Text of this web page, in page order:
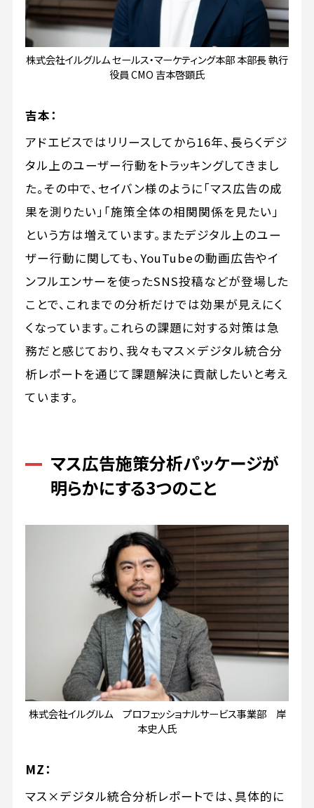
株式会社イルグルム セールス・マーケティング本部 本部長 執行
役員 CMO 吉本啓顕氏
吉本：
アドエビスではリリースしてから16年、長らくデジ
タル上のユーザー行動をトラッキングしてきまし
た。その中で、セイバン様のように「マス広告の成
果を測りたい」「施策全体の相関関係を見たい」
という方は増えています。またデジタル上のユー
ザー行動に関しても、YouTubeの動画広告やイ
ンフルエンサーを使ったSNS投稿などが登場した
ことで、これまでの分析だけでは効果が見えにく
くなっています。これらの課題に対する対策は急
務だと感じており、我々もマス×デジタル統合分
析レポートを通じて課題解決に貢献したいと考え
ています。
マス広告施策分析パッケージが
明らかにする3つのこと
株式会社イルグルム プロフェッショナルサービス事業部 岸
本史人氏
MZ：
マス×デジタル統合分析レポートでは、具体的に